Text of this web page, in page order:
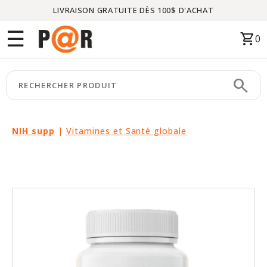
LIVRAISON GRATUITE DÈS 100$ D'ACHAT
☰ shopping_cart0
search
NIH supp | Vitamines et Santé globale
Menu
CATÉGORIES
keyboard_arrow_right
MARQUES
keyboard_arrow_right
VEDETTE